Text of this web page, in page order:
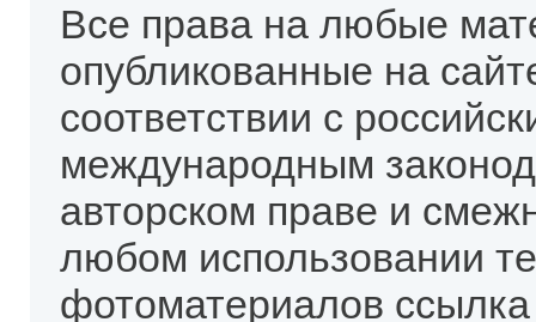
Все права на любые
опубликованные на
соответствии с
международным
авторском праве и
любом использовании
фотоматериалов